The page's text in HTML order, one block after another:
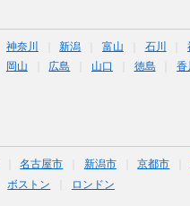
神奈川 新潟 富山 石川
岡山 広島 山口 徳島 香
名古屋市 新潟市 京都市
ボストン ロンドン